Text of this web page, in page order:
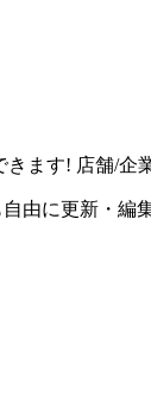
きます! 店舗/企
由に更新・編